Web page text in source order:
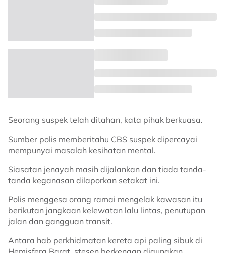
Seorang suspek telah ditahan, kata pihak berkuasa.
Sumber polis memberitahu CBS suspek dipercayai
mempunyai masalah kesihatan mental.
Siasatan jenayah masih dijalankan dan tiada tanda-
tanda keganasan dilaporkan setakat ini.
Polis menggesa orang ramai mengelak kawasan itu
berikutan jangkaan kelewatan lalu lintas, penutupan
jalan dan gangguan transit.
Antara hab perkhidmatan kereta api paling sibuk di